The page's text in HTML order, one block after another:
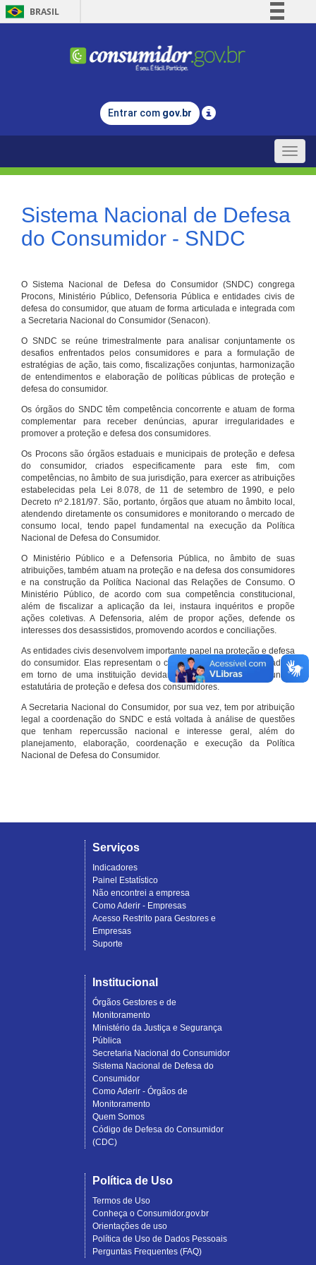
BRASIL
Comunica BR
Legislação
Entrar com gov.br
Toggle
Sistema Nacional de Defesa
do Consumidor - SNDC
O Sistema Nacional de Defesa do Consumidor (SNDC) congrega
Procons, Ministério Público, Defensoria Pública e entidades civis de
defesa do consumidor, que atuam de forma articulada e integrada com
a Secretaria Nacional do Consumidor (Senacon).
O SNDC se reúne trimestralmente para analisar conjuntamente os
desafios enfrentados pelos consumidores e para a formulação de
estratégias de ação, tais como, fiscalizações conjuntas, harmonização
de entendimentos e elaboração de políticas públicas de proteção e
defesa do consumidor.
Os órgãos do SNDC têm competência concorrente e atuam de forma
complementar para receber denúncias, apurar irregularidades e
promover a proteção e defesa dos consumidores.
Os Procons são órgãos estaduais e municipais de proteção e defesa
do consumidor, criados especificamente para este fim, com
competências, no âmbito de sua jurisdição, para exercer as atribuições
estabelecidas pela Lei 8.078, de 11 de setembro de 1990, e pelo
Decreto nº 2.181/97. São, portanto, órgãos que atuam no âmbito local,
atendendo diretamente os consumidores e monitorando o mercado de
consumo local, tendo papel fundamental na execução da Política
Nacional de Defesa do Consumidor.
O Ministério Público e a Defensoria Pública, no âmbito de suas
atribuições, também atuam na proteção e na defesa dos consumidores
e na construção da Política Nacional das Relações de Consumo. O
Ministério Público, de acordo com sua competência constitucional,
além de fiscalizar a aplicação da lei, instaura inquéritos e propõe
ações coletivas. A Defensoria, além de propor ações, defende os
interesses dos desassistidos, promovendo acordos e conciliações.
As entidades civis desenvolvem importante papel na proteção e defesa
do consumidor. Elas representam o conjunto organizado de cidadãos
em torno de uma instituição devidamente registrada e com função
estatutária de proteção e defesa dos consumidores.
A Secretaria Nacional do Consumidor, por sua vez, tem por atribuição
legal a coordenação do SNDC e está voltada à análise de questões
que tenham repercussão nacional e interesse geral, além do
planejamento, elaboração, coordenação e execução da Política
Nacional de Defesa do Consumidor.
Serviços
Indicadores
Painel Estatístico
Não encontrei a empresa
Como Aderir - Empresas
Acesso Restrito para Gestores e
Empresas
Suporte
Institucional
Órgãos Gestores e de
Monitoramento
Ministério da Justiça e Segurança
Pública
Secretaria Nacional do Consumidor
Sistema Nacional de Defesa do
Consumidor
Como Aderir - Órgãos de
Monitoramento
Quem Somos
Código de Defesa do Consumidor
(CDC)
Política de Uso
Termos de Uso
Conheça o Consumidor.gov.br
Orientações de uso
Política de Uso de Dados Pessoais
Perguntas Frequentes (FAQ)